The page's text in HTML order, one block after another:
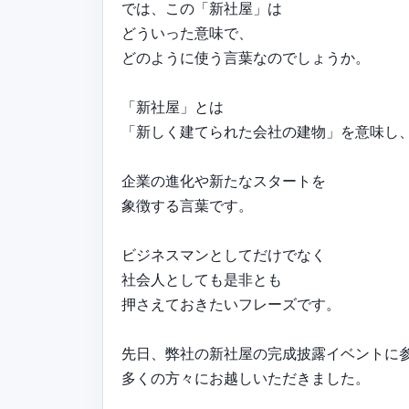
では、この「新社屋」は
どういった意味で、
どのように使う言葉なのでしょうか。
「新社屋」とは
「新しく建てられた会社の建物」を意味し、
企業の進化や新たなスタートを
象徴する言葉です。
ビジネスマンとしてだけでなく
社会人としても是非とも
押さえておきたいフレーズです。
先日、弊社の新社屋の完成披露イベントに
多くの方々にお越しいただきました。